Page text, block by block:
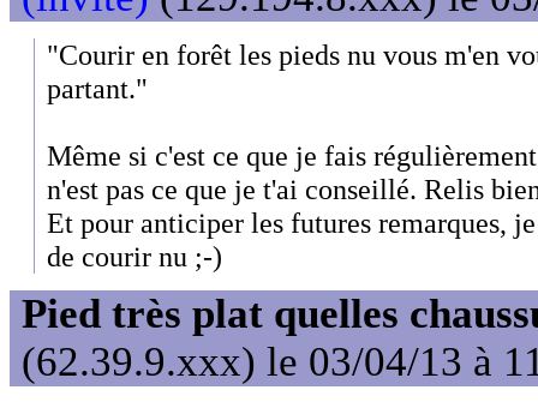
"Courir en forêt les pieds nu vous m'en
partant."
Même si c'est ce que je fais
n'est pas ce que je t'ai conseillé. Relis
Et pour anticiper les futures remarques,
de courir nu ;-)
Pied très plat quelles
(62.39.9.xxx) le 03/04/13 à